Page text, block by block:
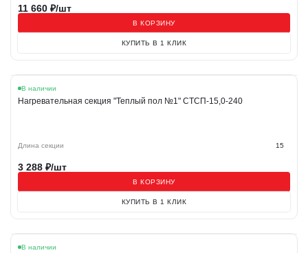
11 660 ₽/шт
В КОРЗИНУ
КУПИТЬ В 1 КЛИК
В наличии
Нагревательная секция "Теплый пол №1" СТСП-15,0-240
Длина секции 15
3 288 ₽/шт
В КОРЗИНУ
КУПИТЬ В 1 КЛИК
В наличии